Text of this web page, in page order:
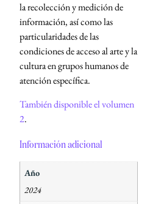
la recolección y medición de
información, así como las
particularidades de las
condiciones de acceso al arte y la
cultura en grupos humanos de
atención específica.
También disponible el volumen
2.
Información adicional
Año
2024